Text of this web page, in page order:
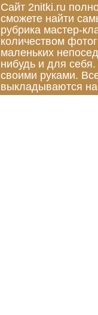
Сайт 2nitki.ru
сможете найти
рубрика мастер-
количеством
маленьких
нибудь и для
своими руками.
выкладываются на